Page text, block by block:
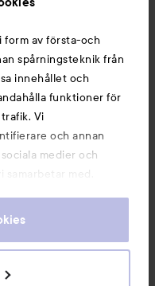
av första-och
spårningsteknik från
innehållet och
funktioner för
Vi
och annan
medier och
samarbetar med.
eller som de har
av vår webbplats.
inställningarna för